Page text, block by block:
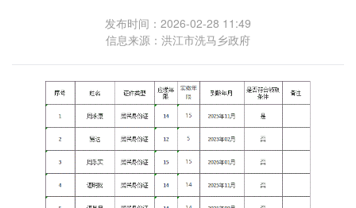
发布时间：2026-02-28 11:49
信息来源：洪江市洗马乡政府